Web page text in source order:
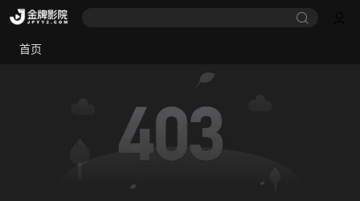
首页